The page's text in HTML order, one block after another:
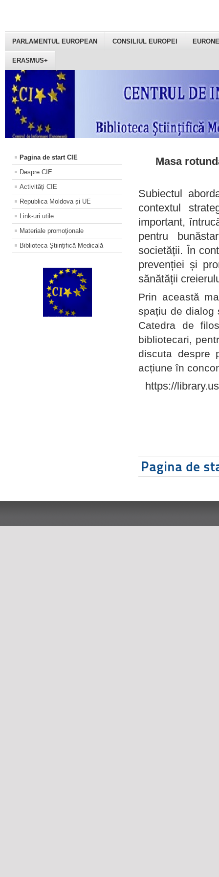
PARLAMENTUL EUROPEAN CONSILIUL EUROPEI
ERASMUS+
Pagina de start CIE
Despre CIE
Activități CIE
Republica Moldova și UE
Link-uri utile
Materiale promoţionale
Biblioteca Științifică Medicală
Masa
Subiectul
contextul
important,
pentru
societății. În
prevenției și
sănătății
Prin această
spațiu de dialog
Catedra de
bibliotecari,
discuta despre
acțiune în
https://
Pagina de